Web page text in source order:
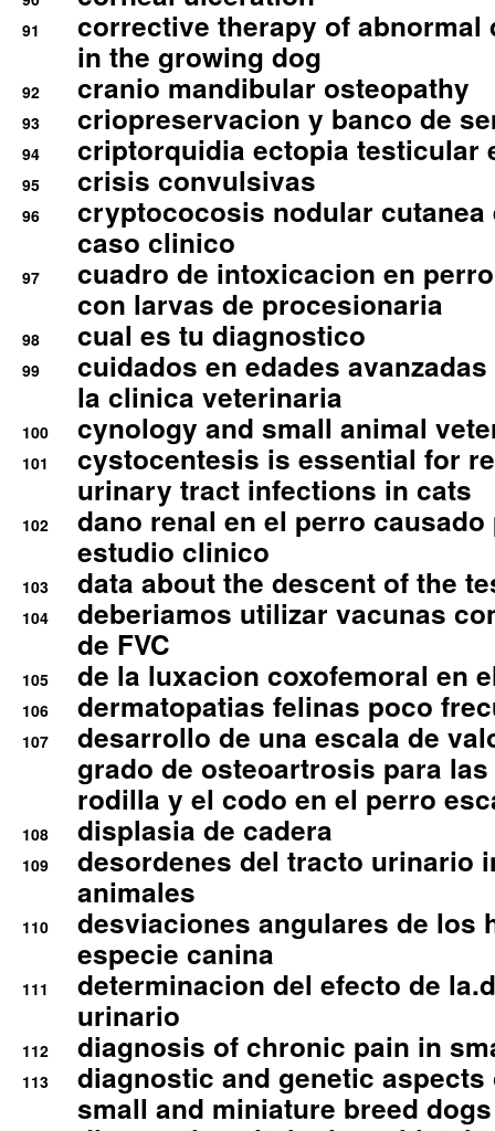
91
corrective therapy of abnormal
in the growing dog
92 cranio mandibular osteopathy
93 criopreservacion y banco de
94 criptorquidia ectopia testicular
95 crisis convulsivas
96
cryptococosis nodular cutanea
caso clinico
97
cuadro de intoxicacion en
con larvas de procesionaria
98 cual es tu diagnostico
99
cuidados en edades
la clinica veterinaria
100 cynology and small animal
101
cystocentesis is essential for
urinary tract infections in cats
102
dano renal en el perro
estudio clinico
103 data about the descent of the
104
deberiamos utilizar vacunas
de FVC
105 de la luxacion coxofemoral en
106 dermatopatias felinas poco
107
desarrollo de una escala de
grado de osteoartrosis para
rodilla y el codo en el perro
108 displasia de cadera
109
desordenes del tracto urinario
animales
110
desviaciones angulares de los
especie canina
111
determinacion del efecto de
urinario
112 diagnosis of chronic pain in
113
diagnostic and genetic
small and miniature breed